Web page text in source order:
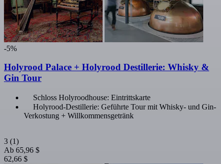
-5%
Holyrood Palace + Holyrood Destillerie: Whisky &
Gin Tour
Schloss Holyroodhouse: Eintrittskarte
Holyrood-Destillerie: Geführte Tour mit Whisky- und Gin-
Verkostung + Willkommensgetränk
3 (1)
Ab 65,96 $
62,66 $